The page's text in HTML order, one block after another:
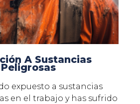
A Sustancias
Peligrosas
expuesto a sustancias
en el trabajo y has sufrido